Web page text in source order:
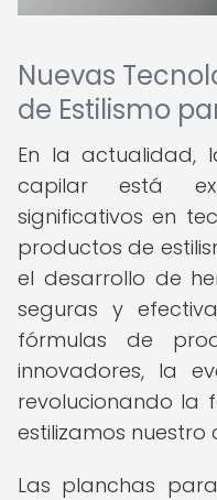
Nuevas
de Estilismo
En la actualidad,
capilar está
significativos en
productos de
el desarrollo de
seguras y
fórmulas de
innovadores, la
revolucionando la
estilizamos nuestro
Las planchas